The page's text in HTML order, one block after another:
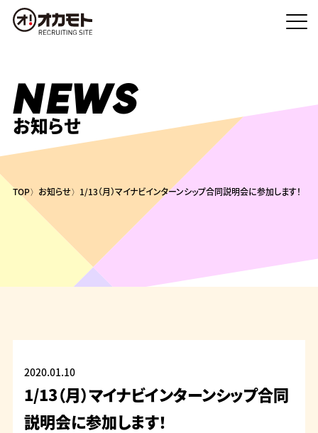
NEWS
お知らせ
TOP お知らせ 1/13（月）マイナビインターンシップ合同説明会に参加します！
2020.01.10
1/13（月）マイナビインターンシップ合同
説明会に参加します！